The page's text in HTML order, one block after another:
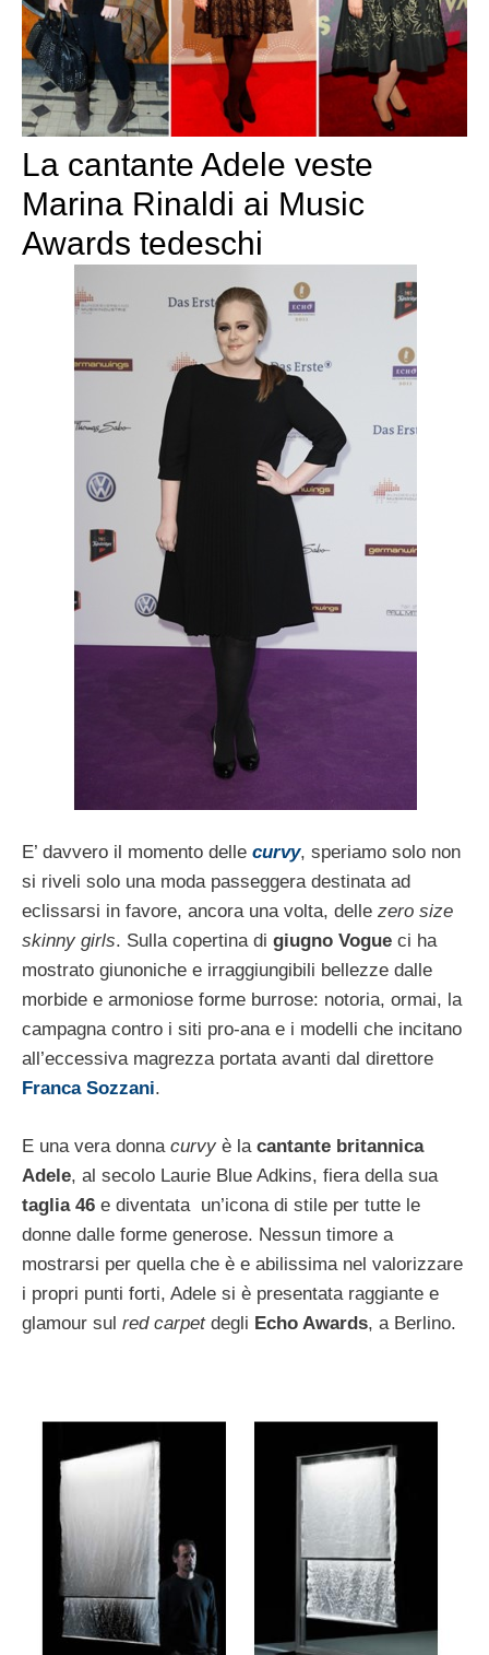
La cantante Adele veste
Marina Rinaldi ai Music
Awards tedeschi
E’ davvero il momento delle curvy, speriamo solo non
si riveli solo una moda passeggera destinata ad
eclissarsi in favore, ancora una volta, delle zero size
skinny girls. Sulla copertina di giugno Vogue ci ha
mostrato giunoniche e irraggiungibili bellezze dalle
morbide e armoniose forme burrose: notoria, ormai, la
campagna contro i siti pro-ana e i modelli che incitano
all’eccessiva magrezza portata avanti dal direttore
Franca Sozzani.
E una vera donna curvy è la cantante britannica
Adele, al secolo Laurie Blue Adkins, fiera della sua
taglia 46 e diventata un’icona di stile per tutte le
donne dalle forme generose. Nessun timore a
mostrarsi per quella che è e abilissima nel valorizzare
i propri punti forti, Adele si è presentata raggiante e
glamour sul red carpetdegli Echo Awards, a Berlino.